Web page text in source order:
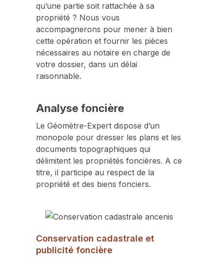
qu’une partie soit rattachée à sa
propriété ? Nous vous
accompagnerons pour mener à bien
cette opération et fournir les pièces
nécessaires au notaire en charge de
votre dossier, dans un délai
raisonnable.
Analyse foncière
Le Géomètre-Expert dispose d’un
monopole pour dresser les plans et les
documents topographiques qui
délimitent les propriétés foncières. A ce
titre, il participe au respect de la
propriété et des biens fonciers.
Conservation cadastrale et
publicité foncière